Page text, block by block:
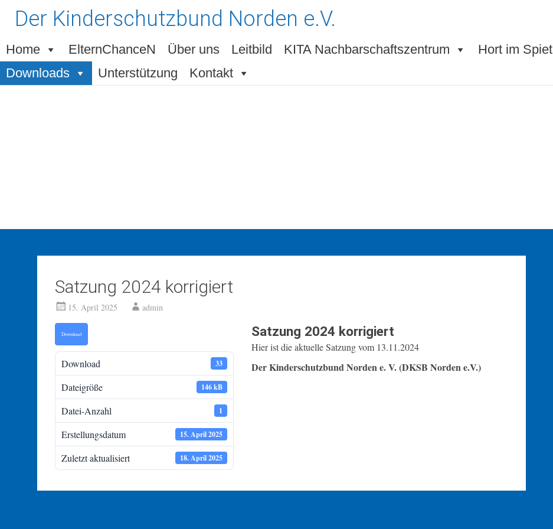
Der Kinderschutzbund Norden e.V.
Home ElternChanceN Über uns Leitbild KITA Nachbarschaftszentrum Hort im Spiet
Downloads
Unterstützung Kontakt
Satzung 2024 korrigiert
15. April 2025 admin
Download
Download 33
Dateigröße 146 kB
Datei-Anzahl 1
Erstellungsdatum 15. April 2025
Zuletzt aktualisiert 18. April 2025
Satzung 2024 korrigiert
Hier ist die aktuelle Satzung vom 13.11.2024
Der Kinderschutzbund Norden e. V. (DKSB Norden e.V.)